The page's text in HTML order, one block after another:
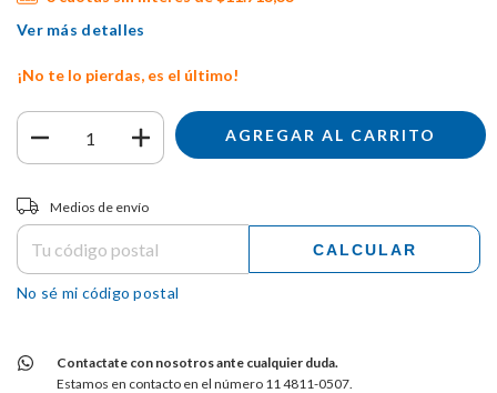
Ver más detalles
¡No te lo pierdas, es el último!
Entregas para el CP:
Medios de envío
CALCULAR
No sé mi código postal
Contactate con nosotros ante cualquier duda.
Estamos en contacto en el número 11 4811-0507.